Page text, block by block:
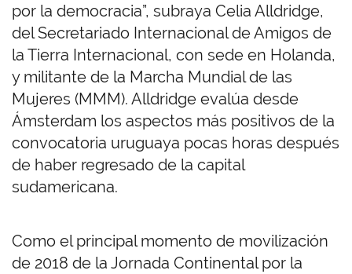
por la democracia”, subraya Celia Alldridge,
del Secretariado Internacional de Amigos de
la Tierra Internacional, con sede en Holanda,
y militante de la Marcha Mundial de las
Mujeres (MMM). Alldridge evalúa desde
Ámsterdam los aspectos más positivos de la
convocatoria uruguaya pocas horas después
de haber regresado de la capital
sudamericana.
Como el principal momento de movilización
de 2018 de la Jornada Continental por la